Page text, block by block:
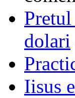
dolari
Iisus